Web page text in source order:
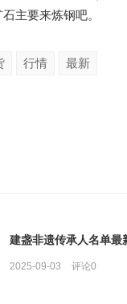
主要来炼钢吧。
行情 最新
建盏非遗传承人名单最
2025-09-03 评论0